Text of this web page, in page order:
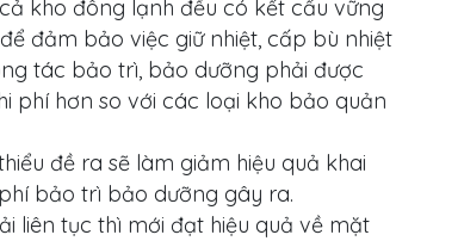
kho đông lạnh đều có kết cấu vững
đảm bảo việc giữ nhiệt, cấp bù nhiệt
tác bảo trì, bảo dưỡng phải được
phí hơn so với các loại kho bảo quản
đề ra sẽ làm giảm hiệu quả khai
bảo trì bảo dưỡng gây ra.
tục thì mới đạt hiệu quả về mặt